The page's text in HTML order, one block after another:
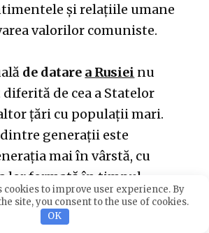
și relațiile umane
valorilor comuniste.
de datare a Rusiei nu
de cea a Statelor
țări cu populații mari.
generații este
mai în vârstă, cu
lor formată în timpul
preferă căsătoriile
ce generația tânără
cookies to improve user experience. By
site, you consent to the use of cookies.
OK